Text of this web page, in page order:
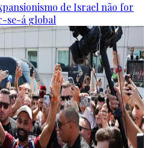
de Israel não for
se-á global